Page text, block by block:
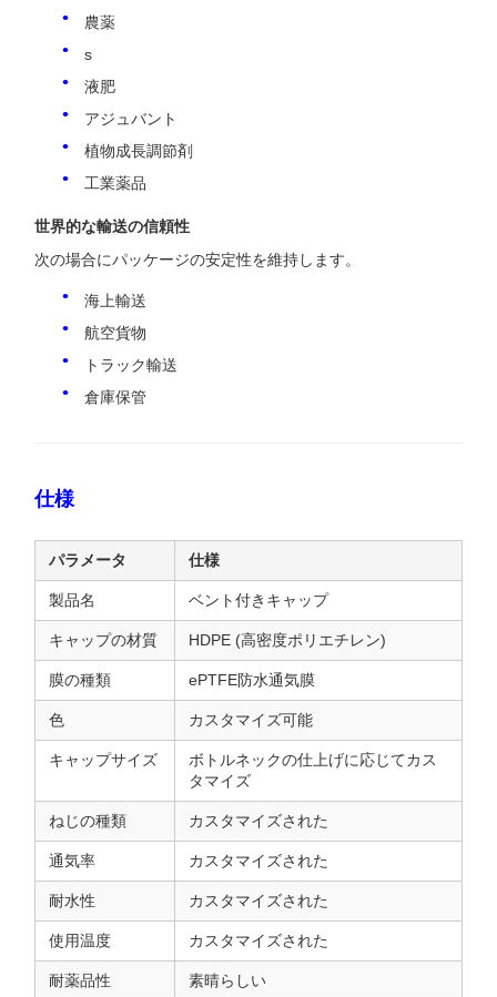
農薬
s
液肥
アジュバント
植物成長調節剤
工業薬品
世界的な輸送の信頼性
次の場合にパッケージの安定性を維持します。
海上輸送
航空貨物
トラック輸送
倉庫保管
仕様
パラメータ 仕様
製品名 ベント付きキャップ
キャップの材質 HDPE (高密度ポリエチレン)
膜の種類 ePTFE防水通気膜
色 カスタマイズ可能
キャップサイズ
ボトルネックの仕上げに応じてカス
タマイズ
ねじの種類 カスタマイズされた
通気率 カスタマイズされた
耐水性 カスタマイズされた
使用温度 カスタマイズされた
耐薬品性 素晴らしい